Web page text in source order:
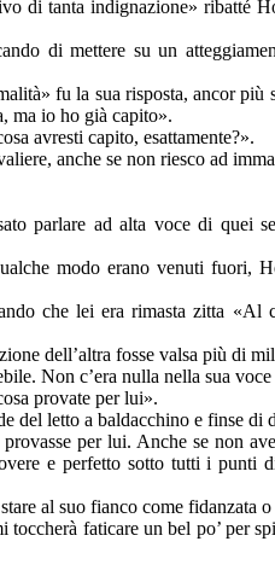
di tanta indignazione» ribatté
di mettere su un
fu la sua risposta, ancor più
ma io ho già capito».
avresti capito, esattamente?».
anche se non riesco ad
parlare ad alta voce di quei
modo erano venuti fuori,
che lei era rimasta zitta «Al
dell’altra fosse valsa più di
Non c’era nulla nella sua voce
provate per lui».
del letto a baldacchino e finse di
per lui. Anche se non
e perfetto sotto tutti i punti
al suo fianco come fidanzata
faticare un bel po’ per